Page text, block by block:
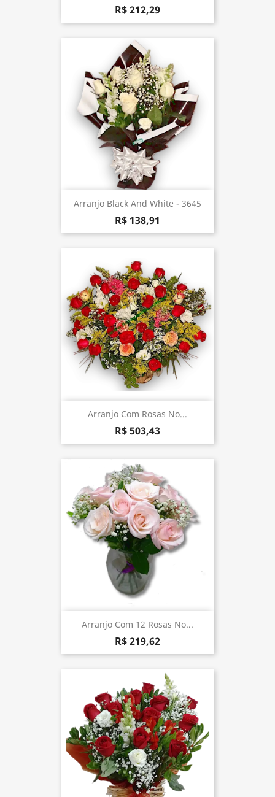
R$ 212,29
Arranjo Black And White - 3645
R$ 138,91
Arranjo Com Rosas No...
R$ 503,43
Arranjo Com 12 Rosas No...
R$ 219,62